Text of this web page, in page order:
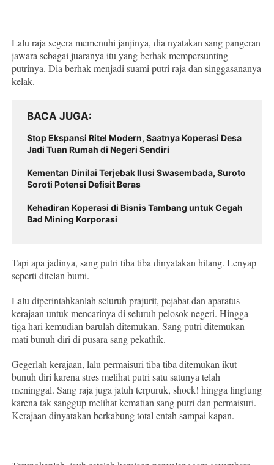
Lalu raja segera memenuhi janjinya, dia nyatakan sang pangeran
jawara sebagai juaranya itu yang berhak mempersunting
putrinya. Dia berhak menjadi suami putri raja dan singgasananya
kelak.
BACA JUGA
Stop Ekspansi Ritel Modern, Saatnya Koperasi Desa
Jadi Tuan Rumah di Negeri Sendiri
Kementan Dinilai Terjebak Ilusi Swasembada, Suroto
Soroti Potensi Defisit Beras
Kehadiran Koperasi di Bisnis Tambang untuk Cegah
Bad Mining Korporasi
Tapi apa jadinya, sang putri tiba tiba dinyatakan hilang. Lenyap
seperti ditelan bumi.
Lalu diperintahkanlah seluruh prajurit, pejabat dan aparatus
kerajaan untuk mencarinya di seluruh pelosok negeri. Hingga
tiga hari kemudian barulah ditemukan. Sang putri ditemukan
mati bunuh diri di pusara sang pekathik.
Gegerlah kerajaan, lalu permaisuri tiba tiba ditemukan ikut
bunuh diri karena stres melihat putri satu satunya telah
meninggal. Sang raja juga jatuh terpuruk, shock! hingga linglung
karena tak sanggup melihat kematian sang putri dan permaisuri.
Kerajaan dinyatakan berkabung total entah sampai kapan.